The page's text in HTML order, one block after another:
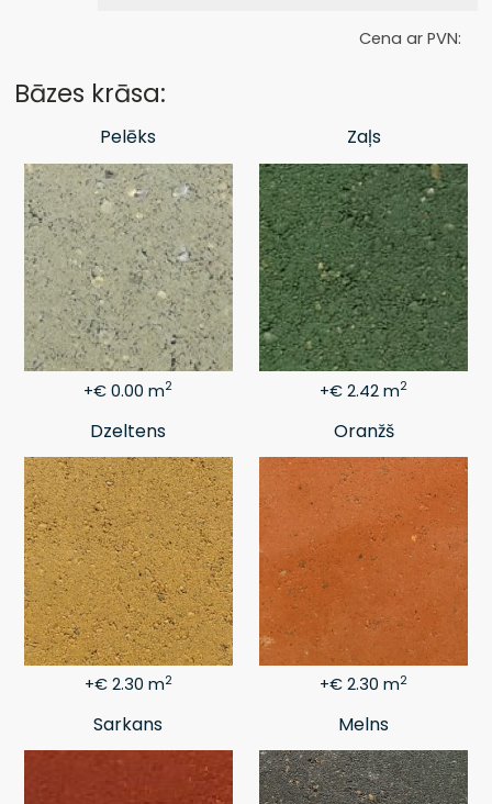
Cena ar PVN:
Bāzes krāsa:
Pelēks
+€ 0.00 m2
Zaļs
+€ 2.42 m2
Dzeltens
+€ 2.30 m2
Oranžš
+€ 2.30 m2
Sarkans Melns